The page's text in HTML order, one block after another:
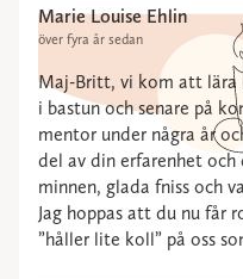
Marie Louise Ehlin
över fyra år sedan
Maj-Britt, vi kom att lära
i bastun och senare på
mentor under några år
del av din erfarenhet
minnen, glada fniss och
Jag hoppas att du nu får
”håller lite koll” på oss